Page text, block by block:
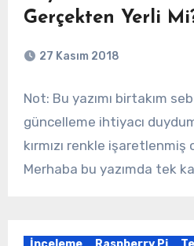
Gerçekten Yerli
27 Kasım 2018
Not: Bu yazımı birtakım
güncelleme ihtiyacı
kırmızı renkle
Merhaba bu yazımda tek